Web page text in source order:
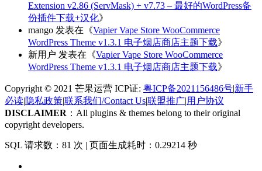
Extension v2.86 (ServMask) + v7.73 – 最好的WordPress备
份插件下载+汉化》
mango 发表在《Vapier Vape Store WooCommerce
WordPress Theme v1.3.1 电子烟店商店主题下载》
新用户 发表在《Vapier Vape Store WooCommerce
WordPress Theme v1.3.1 电子烟店商店主题下载》
Copyright © 2021 芒果运营 ICP证: 粤ICP备2021156486号|新手
必读|隐私政策|联系我们/Contact Us|联盟推广|用户协议
DISCLAIMER ：All plugins & themes belong to their original
copyright developers.
SQL 请求数：81 次 | 页面生成耗时：0.29214 秒